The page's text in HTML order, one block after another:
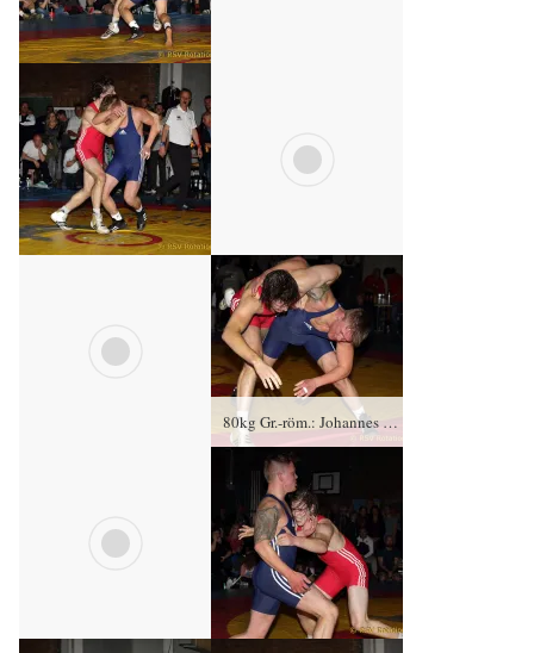
80kg Gr.-röm.: Johannes Schmiege, KSC Motor Jena gegen Felix Schmotz (blaues Trikot), RSV Rotation Greiz – 2:0/PS/10:7/06:00